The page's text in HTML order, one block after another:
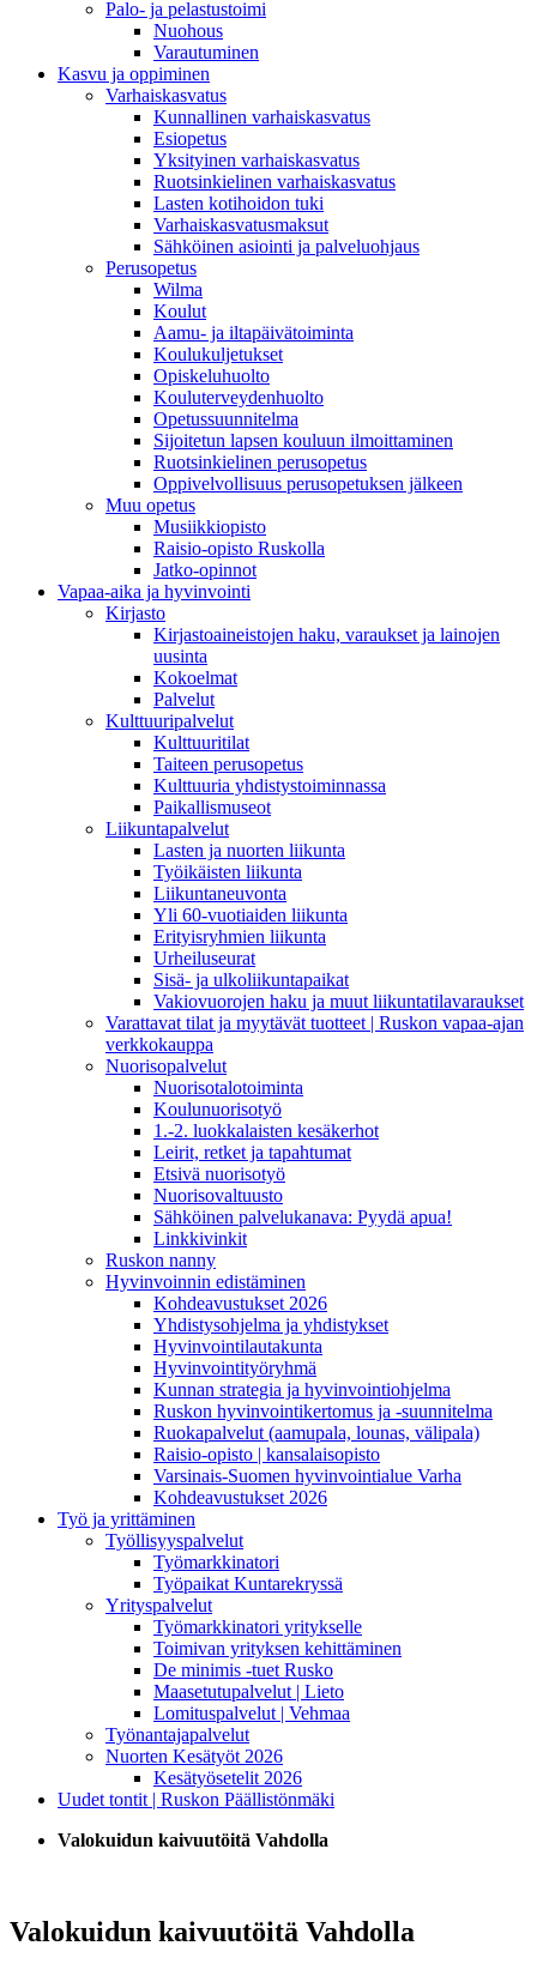
Palo- ja pelastustoimi
Nuohous
Varautuminen
Kasvu ja oppiminen
Varhaiskasvatus
Kunnallinen varhaiskasvatus
Esiopetus
Yksityinen varhaiskasvatus
Ruotsinkielinen varhaiskasvatus
Lasten kotihoidon tuki
Varhaiskasvatusmaksut
Sähköinen asiointi ja palveluohjaus
Perusopetus
Wilma
Koulut
Aamu- ja iltapäivätoiminta
Koulukuljetukset
Opiskeluhuolto
Kouluterveydenhuolto
Opetussuunnitelma
Sijoitetun lapsen kouluun ilmoittaminen
Ruotsinkielinen perusopetus
Oppivelvollisuus perusopetuksen jälkeen
Muu opetus
Musiikkiopisto
Raisio-opisto Ruskolla
Jatko-opinnot
Vapaa-aika ja hyvinvointi
Kirjasto
Kirjastoaineistojen haku, varaukset ja lainojen
uusinta
Kokoelmat
Palvelut
Kulttuuripalvelut
Kulttuuritilat
Taiteen perusopetus
Kulttuuria yhdistystoiminnassa
Paikallismuseot
Liikuntapalvelut
Lasten ja nuorten liikunta
Työikäisten liikunta
Liikuntaneuvonta
Yli 60-vuotiaiden liikunta
Erityisryhmien liikunta
Urheiluseurat
Sisä- ja ulkoliikuntapaikat
Vakiovuorojen haku ja muut liikuntatilavaraukset
Varattavat tilat ja myytävät tuotteet | Ruskon vapaa-ajan
verkkokauppa
Nuorisopalvelut
Nuorisotalotoiminta
Koulunuorisotyö
1.-2. luokkalaisten kesäkerhot
Leirit, retket ja tapahtumat
Etsivä nuorisotyö
Nuorisovaltuusto
Sähköinen palvelukanava: Pyydä apua!
Linkkivinkit
Ruskon nanny
Hyvinvoinnin edistäminen
Kohdeavustukset 2026
Yhdistysohjelma ja yhdistykset
Hyvinvointilautakunta
Hyvinvointityöryhmä
Kunnan strategia ja hyvinvointiohjelma
Ruskon hyvinvointikertomus ja -suunnitelma
Ruokapalvelut (aamupala, lounas, välipala)
Raisio-opisto | kansalaisopisto
Varsinais-Suomen hyvinvointialue Varha
Kohdeavustukset 2026
Työ ja yrittäminen
Työllisyyspalvelut
Työmarkkinatori
Työpaikat Kuntarekryssä
Yrityspalvelut
Työmarkkinatori yritykselle
Toimivan yrityksen kehittäminen
De minimis -tuet Rusko
Maasetutupalvelut | Lieto
Lomituspalvelut | Vehmaa
Työnantajapalvelut
Nuorten Kesätyöt 2026
Kesätyösetelit 2026
Uudet tontit | Ruskon Päällistönmäki
Valokuidun kaivuutöitä Vahdolla
Valokuidun kaivuutöitä Vahdolla